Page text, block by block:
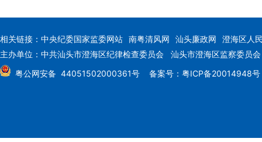
相关链接： 中央纪委国家监委网站 南粤清风网 汕头廉政网
澄海区人
主办单位：中共汕头市澄海区纪律检查委员会 汕头市澄海区监察委员
粤公网安备 44051502000361号 备案号：粤ICP备20014948